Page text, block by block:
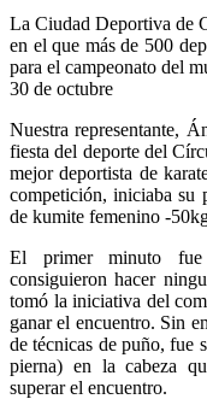
La Ciudad Deportiva de
en el que más de 500
para el campeonato del
30 de octubre
Nuestra representante,
fiesta del deporte del
mejor deportista de
competición, iniciaba su
de kumite femenino -
El primer minuto fue
consiguieron hacer
tomó la iniciativa del
ganar el encuentro. Sin
de técnicas de puño, fue
pierna) en la cabeza
superar el encuentro.